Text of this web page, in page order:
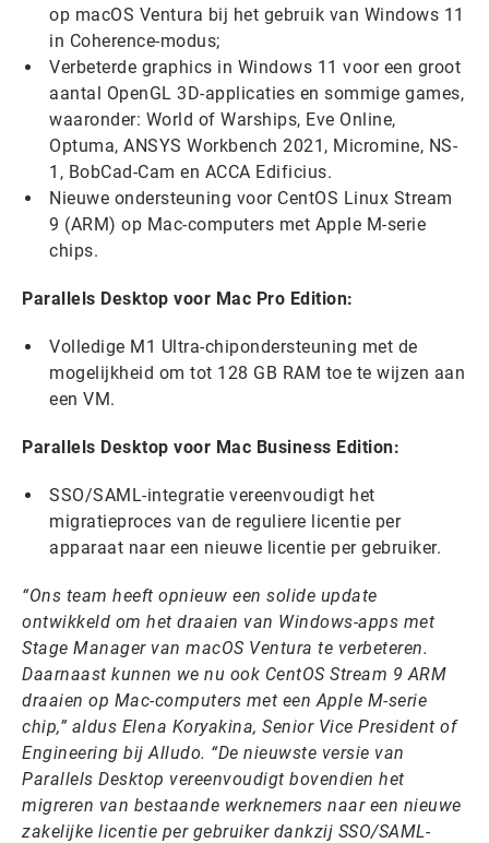
op macOS Ventura bij het gebruik van Windows 11
in Coherence-modus;
Verbeterde graphics in Windows 11 voor een groot
aantal OpenGL 3D-applicaties en sommige games,
waaronder: World of Warships, Eve Online,
Optuma, ANSYS Workbench 2021, Micromine, NS-
1, BobCad-Cam en ACCA Edificius.
Nieuwe ondersteuning voor CentOS Linux Stream
9 (ARM) op Mac-computers met Apple M-serie
chips.
Parallels Desktop voor Mac Pro Edition:
Volledige M1 Ultra-chipondersteuning met de
mogelijkheid om tot 128 GB RAM toe te wijzen aan
een VM.
Parallels Desktop voor Mac Business Edition:
SSO/SAML-integratie vereenvoudigt het
migratieproces van de reguliere licentie per
apparaat naar een nieuwe licentie per gebruiker.
“Ons team heeft opnieuw een solide update
ontwikkeld om het draaien van Windows-apps met
Stage Manager van macOS Ventura te verbeteren.
Daarnaast kunnen we nu ook CentOS Stream 9 ARM
draaien op Mac-computers met een Apple M-serie
chip,” aldus Elena Koryakina, Senior Vice President of
Engineering bij Alludo. “De nieuwste versie van
Parallels Desktop vereenvoudigt bovendien het
migreren van bestaande werknemers naar een nieuwe
zakelijke licentie per gebruiker dankzij SSO/SAML-